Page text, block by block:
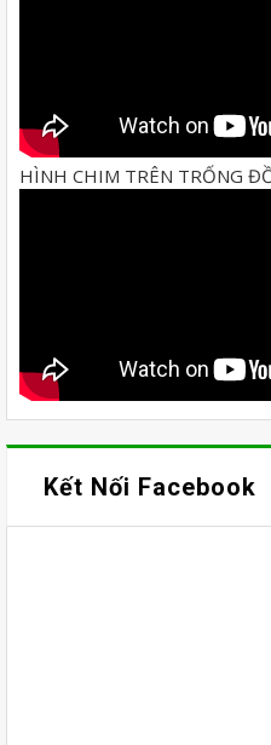
HÌNH CHIM TRÊN TRỐNG
Kết Nối Facebook